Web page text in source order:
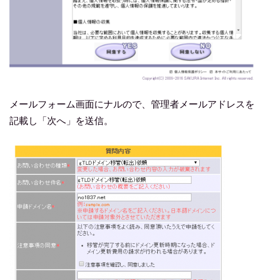
メールフォーム画面にナルので、管理者メールアドレスを
記載し「次へ」を送信。